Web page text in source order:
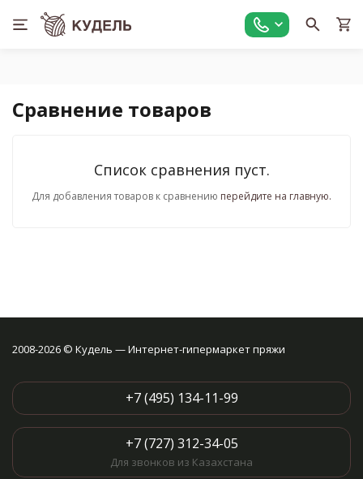
Сравнение товаров
Список сравнения пуст.
Для добавления товаров к сравнению перейдите на главную.
2008-2026 © Кудель — Интернет-гипермаркет пряжи
+7 (495) 134-11-99
+7 (727) 312-34-05
Для звонков из Казахстана